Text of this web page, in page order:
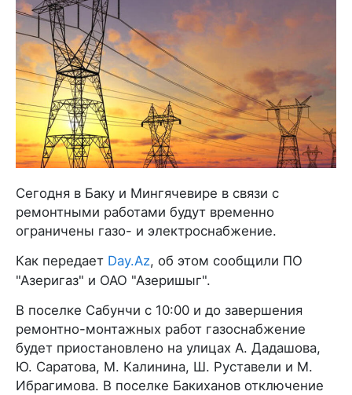
Сегодня в Баку и Мингячевире в связи с
ремонтными работами будут временно
ограничены газо- и электроснабжение.
Как передает Day.Az, об этом сообщили ПО
"Азеригаз" и ОАО "Азеришыг".
В поселке Сабунчи с 10:00 и до завершения
ремонтно-монтажных работ газоснабжение
будет приостановлено на улицах А. Дадашова,
Ю. Саратова, М. Калинина, Ш. Руставели и М.
Ибрагимова. В поселке Бакиханов отключение